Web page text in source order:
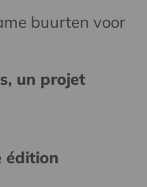
buurten voor
un projet
édition